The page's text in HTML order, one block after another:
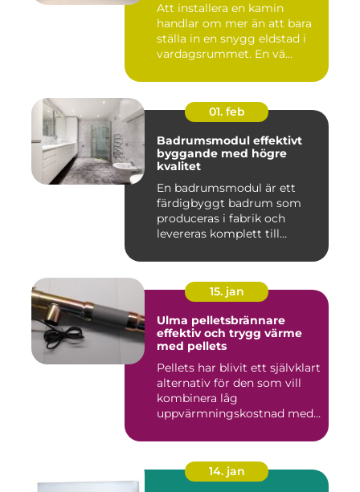
Att installera en kamin
handlar om mer än att bara
ställa in en snygg eldstad i
vardagsrummet. En vä...
01. feb
Badrumsmodul effektivt
byggande med högre
kvalitet
En badrumsmodul är ett
färdigbyggt badrum som
produceras i fabrik och
levereras komplett till
15. jan
Ulma pelletsbrännare
effektiv och trygg värme
med pellets
Pellets har blivit ett självklart
alternativ för den som vill
kombinera låg
uppvärmningskostnad med
14. jan